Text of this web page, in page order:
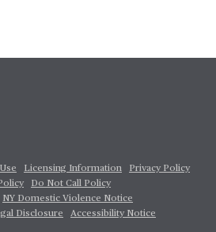
Licensing Information
Privacy Policy
Do Not Call Policy
NY Domestic Violence Notice
Disclosure
Accessibility Notice